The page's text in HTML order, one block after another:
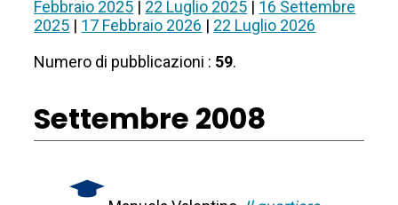
Febbraio 2025 | 22 Luglio 2025 | 16 Settembre
2025 | 17 Febbraio 2026 | 22 Luglio 2026
Numero di pubblicazioni : 59.
Settembre 2008